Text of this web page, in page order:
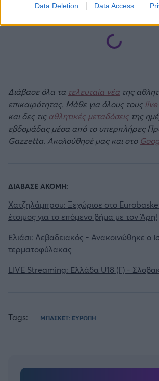
Data Deletion Data Access
Διάβασε όλα τα τελευταία νέα της
επικαιρότητας. Μάθε για όλους τους
και δες τιςαθλητικές μεταδόσειςτης
εβδομάδας μέσα από το υπερπλήρες
Gazzetta. Ακολούθησέ μας και στο
ΔΙΑΒΑΣΕ ΑΚΟΜΗ:
Χατζηλάμπρου: Ξεχώρισε στο Eurobasket
έτοιμος για το επόμενο βήμα με τον Άρη!
Ελιάσι: Λεβαδειακός - Ανακοινώθηκε ο
τερματοφύλακας
LIVE Streaming: Ελλάδα U18 (Γ) -
Tags: ΜΠΑΣΚΕΤ: ΕΥΡΩΠΗ